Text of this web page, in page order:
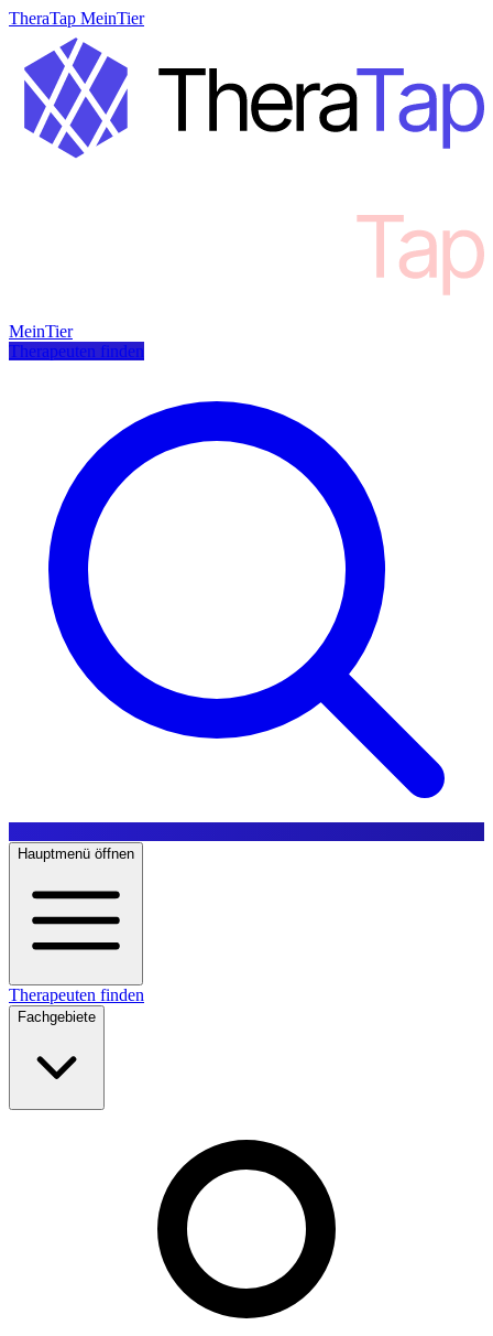
TheraTap MeinTier
MeinTier
Therapeuten finden
Hauptmenü öffnen
Therapeuten finden
Fachgebiete